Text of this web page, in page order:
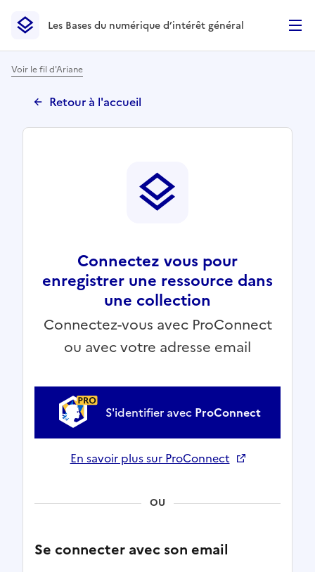
Les Bases du numérique d’intérêt général- Retour à la
Les Bases du numérique d’intérêt général
Voir le fil d'Ariane
Retour à l'accueil
Connectez vous pour
enregistrer une ressource dans
une collection
Connectez-vous avec ProConnect
ou avec votre adresse email
S'identifier avec ProConnect
En savoir plus sur ProConnect
OU
Se connecter avec son email